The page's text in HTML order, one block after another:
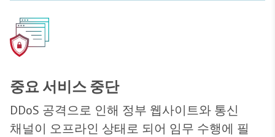
중요 서비스 중단
DDoS 공격으로 인해 정부 웹사이트와 통신
채널이 오프라인 상태로 되어 임무 수행에 필